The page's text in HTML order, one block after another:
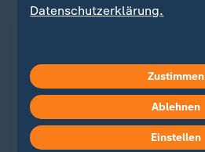
Datenschutzerklärung.
Zustimmen
Ablehnen
Einstellen